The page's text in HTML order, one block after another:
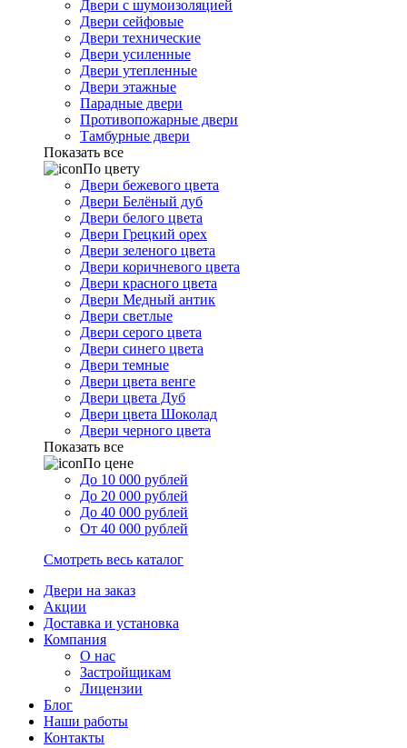
Двери с шумоизоляцией
Двери сейфовые
Двери технические
Двери усиленные
Двери утепленные
Двери этажные
Парадные двери
Противопожарные двери
Тамбурные двери
Показать все
По цвету
Двери бежевого цвета
Двери Белёный дуб
Двери белого цвета
Двери Грецкий орех
Двери зеленого цвета
Двери коричневого цвета
Двери красного цвета
Двери Медный антик
Двери светлые
Двери серого цвета
Двери синего цвета
Двери темные
Двери цвета венге
Двери цвета Дуб
Двери цвета Шоколад
Двери черного цвета
Показать все
По цене
До 10 000 рублей
До 20 000 рублей
До 40 000 рублей
От 40 000 рублей
Смотреть весь каталог
Двери на заказ
Акции
Доставка и установка
Компания
О нас
Застройщикам
Лицензии
Блог
Наши работы
Контакты